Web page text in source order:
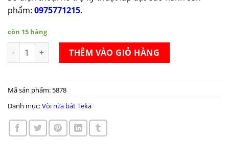
phẩm: 0975771215.
còn 15 hàng
Vòi rửa bát Teka INX 983 số lượng
THÊM VÀO GIỎ HÀNG
Mã sản phẩm: 5878
Danh mục:Vòi rửa bát Teka